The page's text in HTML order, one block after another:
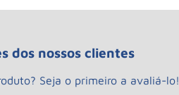
dos nossos clientes
Seja o primeiro a avaliá-lo!